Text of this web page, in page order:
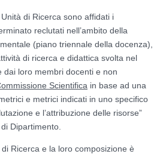
di Ricerca sono affidati i
reclutati nell’ambito della
(piano triennale della docenza),
di ricerca e didattica svolta nel
dai loro membri docenti e non
Scientifica in base ad una
e metrici indicati in uno specifico
e l’attribuzione delle risorse”
Dipartimento.
Ricerca e la loro composizione è